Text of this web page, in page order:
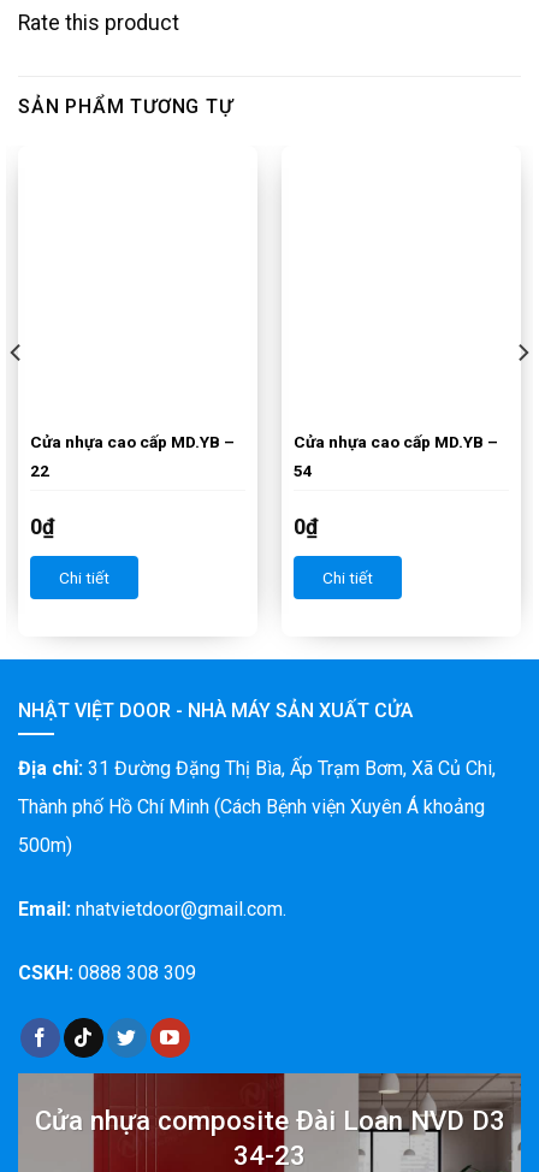
Rate this product
SẢN PHẨM TƯƠNG TỰ
Cửa nhựa cao cấp MD.YB –
22
0₫
Chi tiết
Cửa nhựa cao cấp MD.YB –
54
0₫
Chi tiết
NHẬT VIỆT DOOR - NHÀ MÁY SẢN XUẤT CỬA
Địa chỉ: 31 Đường Đặng Thị Bìa, Ấp Trạm Bơm, Xã Củ Chi,
Thành phố Hồ Chí Minh (Cách Bệnh viện Xuyên Á khoảng
500m)
Email: nhatvietdoor@gmail.com.
CSKH: 0888 308 309
Cửa nhựa composite Đài Loan NVD D3
34-23